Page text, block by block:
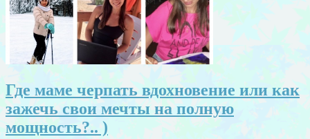
Где маме черпать вдохновение или как
зажечь свои мечты на полную
мощность?.. )